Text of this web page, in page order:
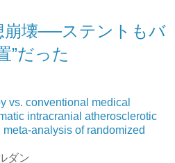
崩壊──ステントもバ
”だった
vs. conventional medical
intracranial atherosclerotic
analysis of randomized
ン